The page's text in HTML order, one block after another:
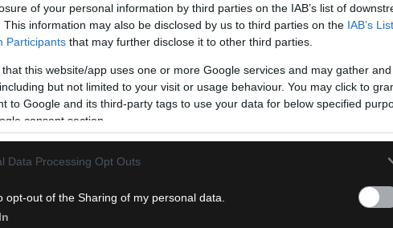
of your personal information by third parties on the IAB’s list of
This information may also be disclosed by us to third parties on the IAB’s
Participants that may further disclose it to other third parties.
that this website/app uses one or more Google services and may gather
but not limited to your visit or usage behaviour. You may click to
to Google and its third-party tags to use your data for below specified
consent section.
Data Processing Opt Outs
opt-out of the Sharing of my personal data.
Open